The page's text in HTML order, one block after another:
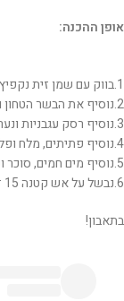
אופן ההכנה:
1.בווק עם שמן זית נקפיץ את הבצל, סלרי וגזר עד לריכוך.
2.נוסיף את הבשר הטחון ונטגן עד השחמה טובה של הבשר.
3.נוסיף רסק עגבניות ונערבב טוב טוב.
4.נוסיף פתיתים, מלח ופלפל ונערבב טוב טוב עד שכל הפתיתים נצבעים אדום.
5.נוסיף מים חמים, סוכר ונערבב טוב.
6.נבשל על אש קטנה 15 דקות עם מכסה ונגיש.
בתאבון!